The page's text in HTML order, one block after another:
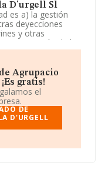
D'urgell Sl
es a) la gestión
deyecciones
y otras
construcción de las
en el
registrada como
es 'Tratamiento y
con código 3821.
exteriores.
361/CE de la
la definición de
Ha habido
Agrupacio
gratis!
el
DE
D'URGELL